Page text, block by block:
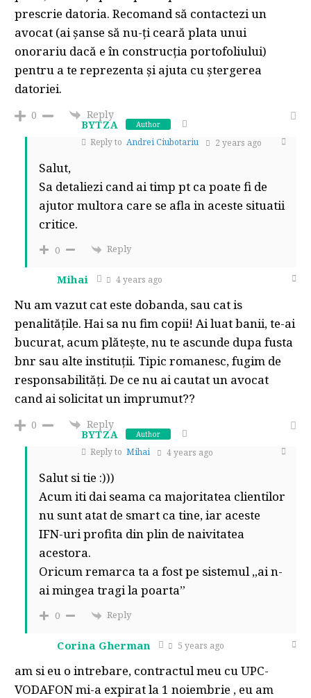
prescrie datoria. Recomand să contactezi un
avocat (ai șanse să nu-ți ceară plata unui
onorariu dacă e în construcția portofoliului)
pentru a te reprezenta și ajuta cu ștergerea
datoriei.
0 Reply
BYTZA Author
Reply to Andrei Ciubotariu 2 years ago
Salut,
Sa detaliezi cand ai timp pt ca poate fi de
ajutor multora care se afla in aceste situatii
critice.
0 Reply
Mihai 4 years ago
Nu am vazut cat este dobanda, sau cat is
penalitățile. Hai sa nu fim copii! Ai luat banii, te-ai
bucurat, acum plătește, nu te ascunde dupa fusta
bnr sau alte instituții. Tipic romanesc, fugim de
responsabilități. De ce nu ai cautat un avocat
cand ai solicitat un imprumut??
0 Reply
BYTZA Author
Reply to Mihai 4 years ago
Salut si tie :)))
Acum iti dai seama ca majoritatea clientilor
nu sunt atat de smart ca tine, iar aceste
IFN-uri profita din plin de naivitatea
acestora.
Oricum remarca ta a fost pe sistemul „ai n-
ai mingea tragi la poarta”
0 Reply
Corina Gherman 5 years ago
am si eu o intrebare, contractul meu cu UPC-
VODAFON mi-a expirat la 1 noiembrie , eu am